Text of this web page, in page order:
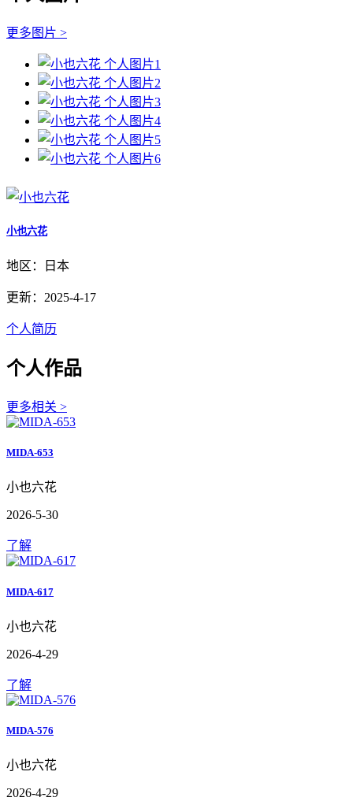
更多图片 >
小也六花
地区：日本
更新：2025-4-17
个人简历
个人作品
更多相关 >
MIDA-653
小也六花
2026-5-30
了解
MIDA-617
小也六花
2026-4-29
了解
MIDA-576
小也六花
2026-4-29